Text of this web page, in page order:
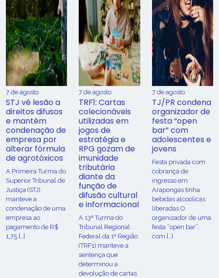
7 de agosto
STJ vê lesão a
direitos difusos
e mantém
condenação de
empresa por
alterar fórmula
de agrotóxicos
​A Primeira Turma do
Superior Tribunal de
Justiça (STJ)
manteve a
condenação de uma
empresa ao
pagamento de R$
1,75 […]
7 de agosto
TRF1: Cartas
colecionáveis
utilizadas em
jogos de
estratégia e
RPG gozam de
imunidade
tributária
diante da
função de
difusão cultural
e informacional
A 13ª Turma do
Tribunal Regional
Federal da 1ª Região
(TRF1) manteve a
sentença que
determinou a
devolução de cartas
7 de agosto
TJ/PR condena
organizador de
festa “open
bar” com
adolescentes e
jovens
Festa privada com
cobrança de
ingresso em
Arapongas tinha
bebidas alcoólicas
liberadas O
organizador de uma
festa “open bar”,
com […]